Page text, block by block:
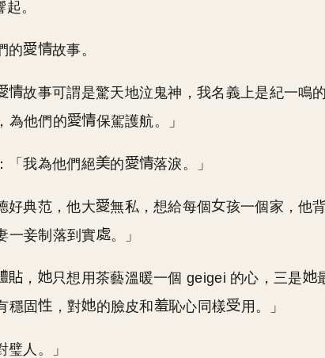
。
的 故事。
故事可謂是驚天地泣鬼神，我名義上是紀一鳴
為他們的 保駕護航。」
「我為他們絕 的 落淚。」
好典范，他大 無私，想給每個
孩一個家，他
一妾制落到實
。」
， 只想用茶藝溫暖一個 geigei 的心，三是
穩固 ，對 的臉皮和 恥心同樣 用。」
璧人。」